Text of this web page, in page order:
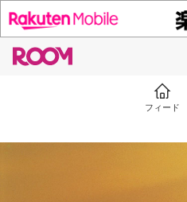
フィード